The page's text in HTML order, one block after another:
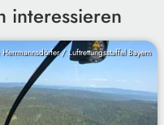
interessieren
Herrmannsdörfer / Luftrettungsstaffel Bayern